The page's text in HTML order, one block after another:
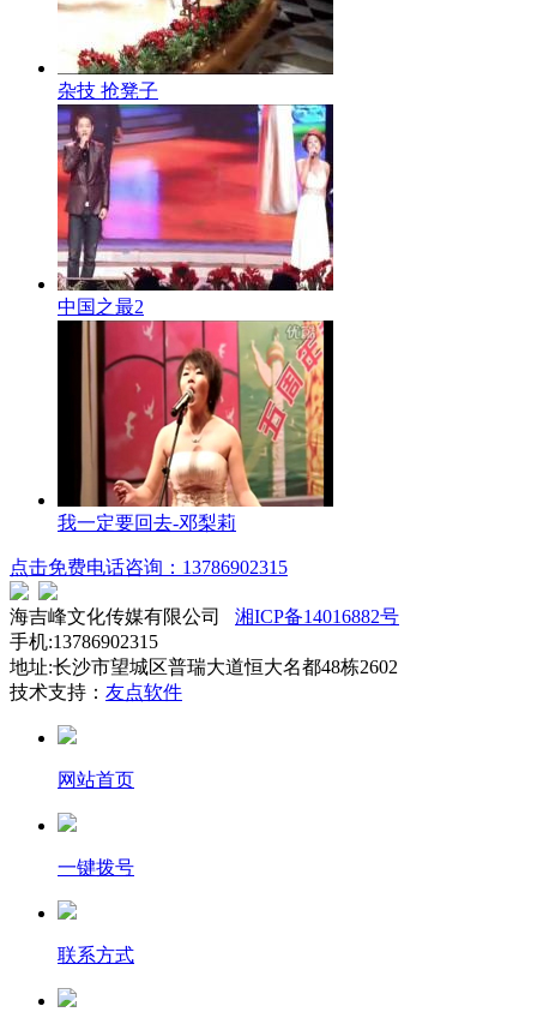
杂技 抢凳子
中国之最2
我一定要回去-邓梨莉
点击免费电话咨询：13786902315
海吉峰文化传媒有限公司 湘ICP备14016882号
手机:13786902315
地址:长沙市望城区普瑞大道恒大名都48栋2602
技术支持： 友点软件
网站首页
一键拨号
联系方式